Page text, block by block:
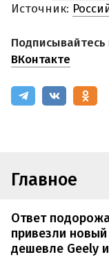
Источник:
Подписывайтесь
ВКонтакте
Главное
Ответ
привезли
дешевле Geely